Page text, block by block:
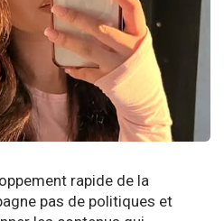
rapide de la
pas de politiques et